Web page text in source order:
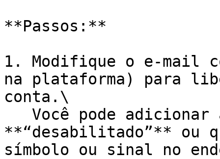
**Passos:**
1. Modifique o e-mail
na plataforma) para
conta.\
**“desabilitado”** ou
símbolo ou sinal no